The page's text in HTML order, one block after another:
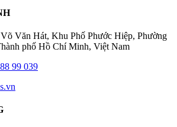
Văn Hát, Khu Phố Phước Hiệp, Phường
phố Hồ Chí Minh, Việt Nam
99 039